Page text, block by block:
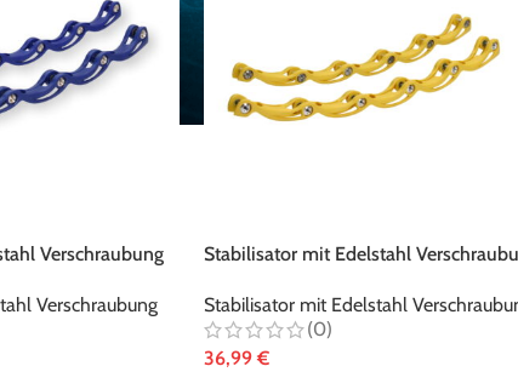
Black/White
305,00
Verschraubung
Verschraubung
Stabilisator mit Edelstahl
Stabilisator mit Edelstahl
(0)
36,99€